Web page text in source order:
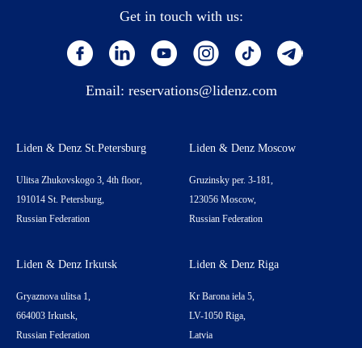
Get in touch with us:
Email: reservations@lidenz.com
Liden & Denz St.Petersburg
Ulitsa Zhukovskogo 3, 4th floor,
191014 St. Petersburg,
Russian Federation
Liden & Denz Moscow
Gruzinsky per. 3-181,
123056 Moscow,
Russian Federation
Liden & Denz Irkutsk
Gryaznova ulitsa 1,
664003 Irkutsk,
Russian Federation
Liden & Denz Riga
Kr Barona iela 5,
LV-1050 Riga,
Latvia